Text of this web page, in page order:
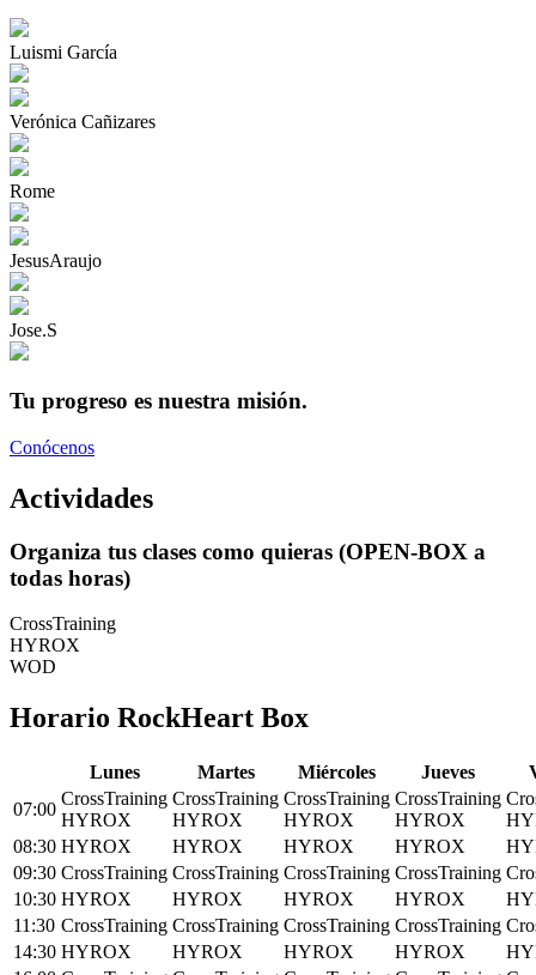
Luismi García
Verónica Cañizares
Rome
JesusAraujo
Jose.S
Tu progreso es nuestra misión.
Conócenos
Actividades
Organiza tus clases como quieras (OPEN-BOX a
todas horas)
CrossTraining
HYROX
WOD
Horario RockHeart Box
Lunes Martes Miércoles Jueves
07:00
CrossTraining
HYROX
CrossTraining
HYROX
CrossTraining
HYROX
CrossTraining
HYROX
08:30 HYROX HYROX HYROX HYROX
09:30 CrossTraining CrossTraining CrossTraining CrossTraining
10:30 HYROX HYROX HYROX HYROX
11:30 CrossTraining CrossTraining CrossTraining CrossTraining
14:30 HYROX HYROX HYROX HYROX